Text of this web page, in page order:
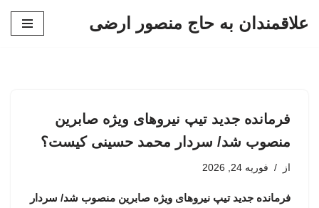
علاقمندان به حاج منصور ارضی
فرمانده جدید تیپ نیروهای ویژه صابرین
منصوب شد/ سردار محمد حسینی کیست؟
از فوریه 24, 2026
فرمانده جدید تیپ نیروهای ویژه صابرین منصوب شد/ سردار